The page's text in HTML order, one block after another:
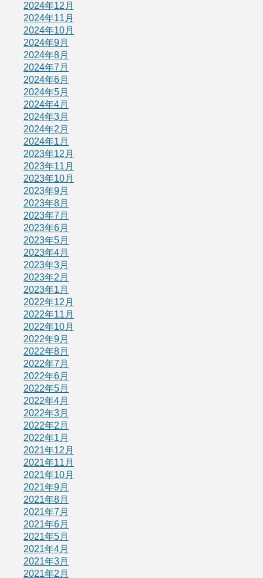
2024年12月
2024年11月
2024年10月
2024年9月
2024年8月
2024年7月
2024年6月
2024年5月
2024年4月
2024年3月
2024年2月
2024年1月
2023年12月
2023年11月
2023年10月
2023年9月
2023年8月
2023年7月
2023年6月
2023年5月
2023年4月
2023年3月
2023年2月
2023年1月
2022年12月
2022年11月
2022年10月
2022年9月
2022年8月
2022年7月
2022年6月
2022年5月
2022年4月
2022年3月
2022年2月
2022年1月
2021年12月
2021年11月
2021年10月
2021年9月
2021年8月
2021年7月
2021年6月
2021年5月
2021年4月
2021年3月
2021年2月